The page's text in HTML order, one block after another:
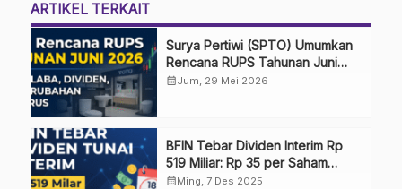
ARTIKEL TERKAIT
Surya Pertiwi (SPTO) Umumkan
Rencana RUPS Tahunan Juni
2026, Bahas Penggunaan Laba
calendar_monthJum, 29 Mei 2026
BFIN Tebar Dividen Interim Rp
519 Miliar: Rp 35 per Saham
Masuk Rekening Investor!
calendar_monthMing, 7 Des 2025